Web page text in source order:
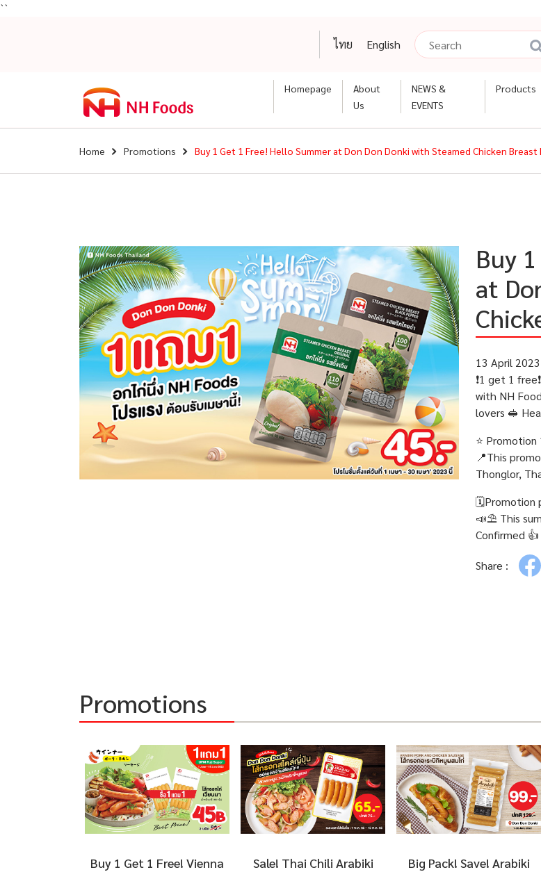
``
ไทย English
Homepage
About
Us
NEWS &
EVENTS
Products
Home Promotions Buy 1 Get 1 Free! Hello Summer at Don Don Donki with Steamed Chicken Breast
Buy
at
13 April 2023
❗️1 get 1
with NH
lovers 🥪
⭐️
📍This
Thonglor,
🗓Promotion
📣⛱️ This
Confirmed 👍
Share :
Promotions
Buy 1 Get 1 Free! Vienna
Sale! Thai Chili Arabiki
Big Pack! Save! Arabiki